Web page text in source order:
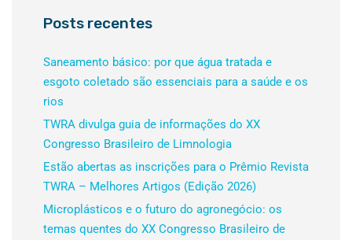
Posts recentes
Saneamento básico: por que água tratada e
esgoto coletado são essenciais para a saúde e os
rios
TWRA divulga guia de informações do XX
Congresso Brasileiro de Limnologia
Estão abertas as inscrições para o Prêmio Revista
TWRA – Melhores Artigos (Edição 2026)
Microplásticos e o futuro do agronegócio: os
temas quentes do XX Congresso Brasileiro de